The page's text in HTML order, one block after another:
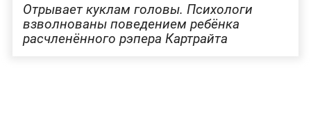
Отрывает куклам головы. Психологи
взволнованы поведением ребёнка
расчленённого рэпера Картрайта